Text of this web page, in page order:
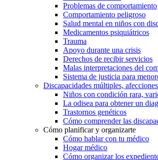
Problemas de comportamiento
Comportamiento peligroso
Salud mental en niños con
Medicamentos psiquiátricos
Trauma
Apoyo durante una crisis
Derechos de recibir servicios
Malas interpretaciones del
Sistema de justicia para
Discapacidades múltiples,
Niños con condición rara,
La odisea para obtener un
Trastornos genéticos
Cómo comprender las
Cómo planificar y organizarte
Cómo hablar con tu médico
Hogar médico
Cómo organizar los